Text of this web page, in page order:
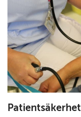
Patientsäkerhet